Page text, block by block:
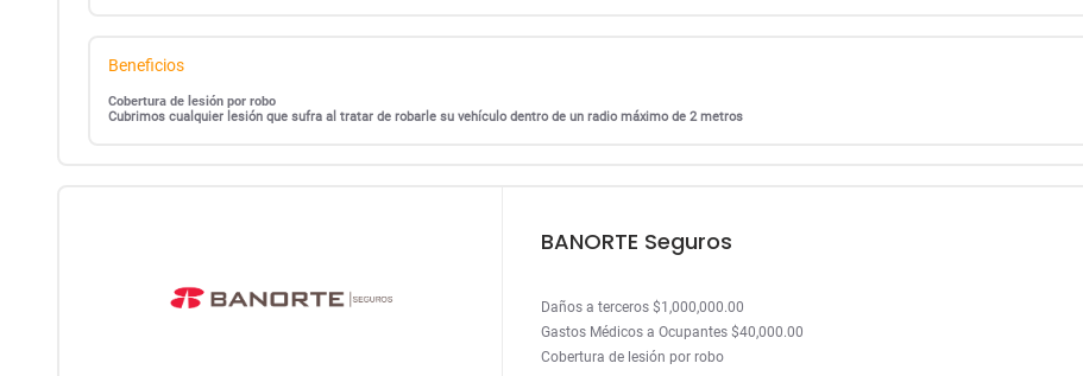
Beneficios
Cobertura de lesión por robo
Cubrimos cualquier lesión que sufra al tratar de robarle su vehículo dentro de un radio máximo de 2 metros
BANORTE Seguros
Daños a terceros $1,000,000.00
Gastos Médicos a Ocupantes $40,000.00
Cobertura de lesión por robo